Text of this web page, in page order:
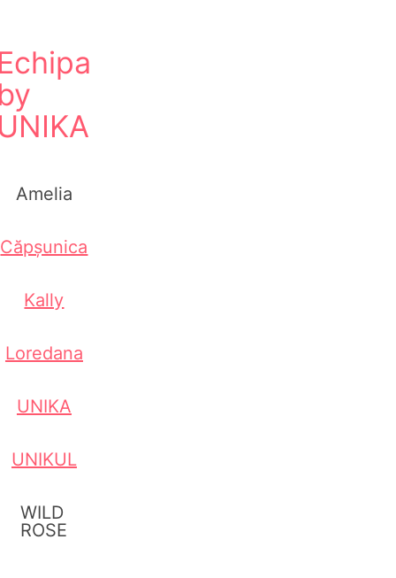
Amelia
Căpșunica
Kally
Loredana
UNIKA
UNIKUL
WILD
ROSE